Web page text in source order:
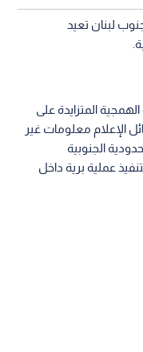
لبنان تعيد
المتزايدة على
الإعلام معلومات غير
الجنوبية
عملية برية داخل